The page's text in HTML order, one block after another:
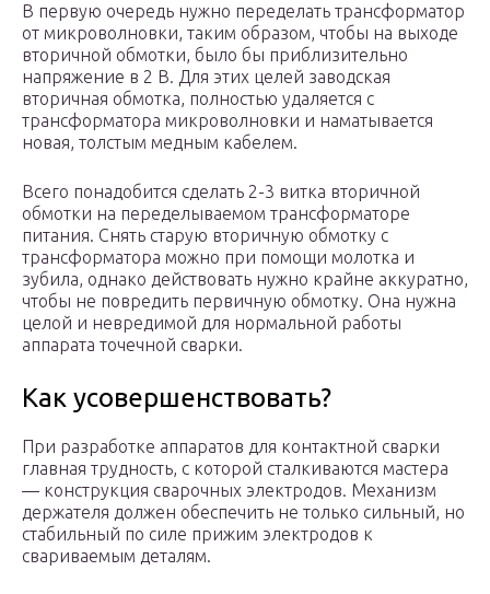
В первую очередь нужно переделать трансформатор
от микроволновки, таким образом, чтобы на выходе
вторичной обмотки, было бы приблизительно
напряжение в 2 В. Для этих целей заводская
вторичная обмотка, полностью удаляется с
трансформатора микроволновки и наматывается
новая, толстым медным кабелем.
Всего понадобится сделать 2-3 витка вторичной
обмотки на переделываемом трансформаторе
питания. Снять старую вторичную обмотку с
трансформатора можно при помощи молотка и
зубила, однако действовать нужно крайне аккуратно,
чтобы не повредить первичную обмотку. Она нужна
целой и невредимой для нормальной работы
аппарата точечной сварки.
Как усовершенствовать?
При разработке аппаратов для контактной сварки
главная трудность, с которой сталкиваются мастера
— конструкция сварочных электродов. Механизм
держателя должен обеспечить не только сильный, но
стабильный по силе прижим электродов к
свариваемым деталям.